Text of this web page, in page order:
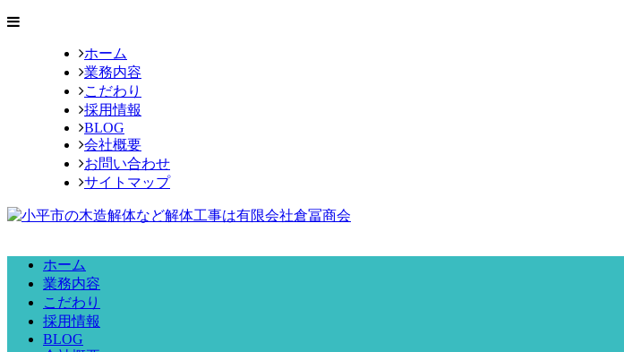
ホーム
業務内容
こだわり
採用情報
BLOG
会社概要
お問い合わせ
サイトマップ
ホーム
業務内容
こだわり
採用情報
BLOG